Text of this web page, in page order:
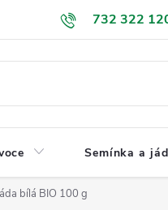
732 322
a ochrana osobních údajů
Semínka a
bílá BIO 100 g